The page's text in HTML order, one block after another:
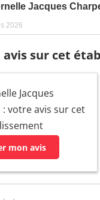
Jacques
2026
avis sur cet
Jacques
votre avis sur cet
mon avis